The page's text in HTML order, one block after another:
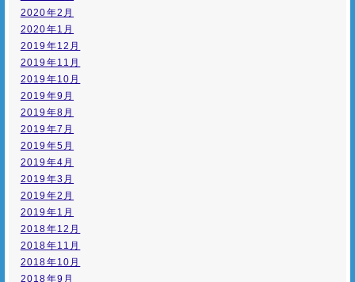
2020年2月
2020年1月
2019年12月
2019年11月
2019年10月
2019年9月
2019年8月
2019年7月
2019年5月
2019年4月
2019年3月
2019年2月
2019年1月
2018年12月
2018年11月
2018年10月
2018年9月